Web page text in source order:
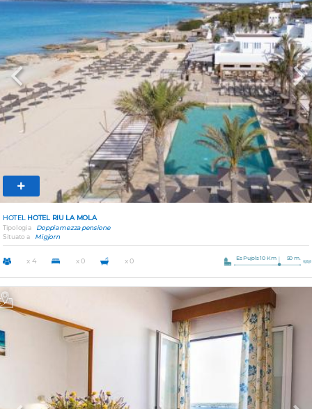
Previous
HOTEL HOTEL RIU LA MOLA
Tipologia
Doppia mezza pensione
Situato a
Migjorn
x 4 x 0 x 0 Es Pujols 10 Km 50 m.